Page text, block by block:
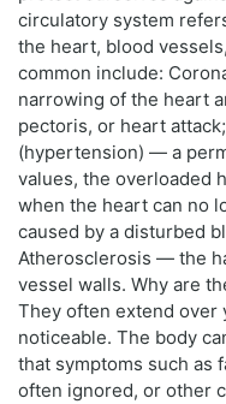
circulatory system
the heart, blood
common include:
narrowing of the heart
pectoris, or heart
(hypertension) — a
values, the overloaded
when the heart can no
caused by a disturbed
Atherosclerosis — the
vessel walls. Why are
They often extend over
noticeable. The body
that symptoms such as
often ignored, or other